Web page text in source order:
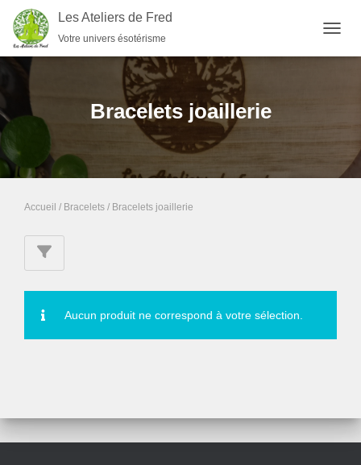
Les Ateliers de Fred
Votre univers ésotérisme
Bracelets joaillerie
Accueil / Bracelets / Bracelets joaillerie
Aucun produit ne correspond à votre sélection.